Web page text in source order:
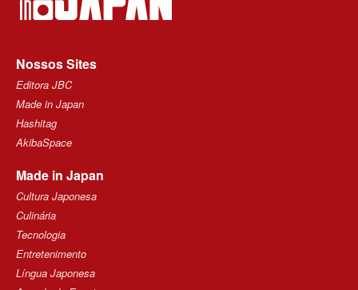
Nossos Sites
Editora JBC
Made in Japan
Hashitag
AkibaSpace
Made in Japan
Cultura Japonesa
Culinária
Tecnologia
Entretenimento
Língua Japonesa